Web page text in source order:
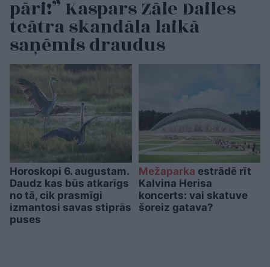
pāri!” Kaspars Zāle Dailes
teātra skandāla laikā
saņēmis draudus
Horoskopi 6. augustam.
Daudz kas būs atkarīgs
no tā, cik prasmīgi
izmantosi savas stiprās
puses
Mežaparka estrādē rīt
Kalvina Herisa
koncerts: vai skatuve
šoreiz gatava?